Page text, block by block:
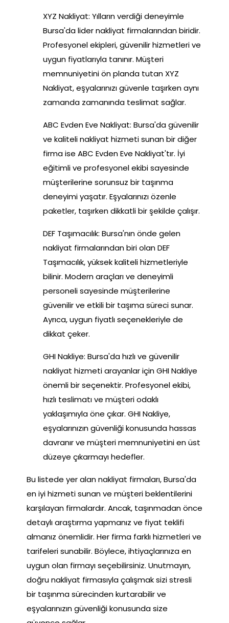
XYZ Nakliyat: Yılların verdiği deneyimle
Bursa'da lider nakliyat firmalarından biridir.
Profesyonel ekipleri, güvenilir hizmetleri ve
uygun fiyatlarıyla tanınır. Müşteri
memnuniyetini ön planda tutan XYZ
Nakliyat, eşyalarınızı güvenle taşırken aynı
zamanda zamanında teslimat sağlar.
ABC Evden Eve Nakliyat: Bursa'da güvenilir
ve kaliteli nakliyat hizmeti sunan bir diğer
firma ise ABC Evden Eve Nakliyat'tır. İyi
eğitimli ve profesyonel ekibi sayesinde
müşterilerine sorunsuz bir taşınma
deneyimi yaşatır. Eşyalarınızı özenle
paketler, taşırken dikkatli bir şekilde çalışır.
DEF Taşımacılık: Bursa'nın önde gelen
nakliyat firmalarından biri olan DEF
Taşımacılık, yüksek kaliteli hizmetleriyle
bilinir. Modern araçları ve deneyimli
personeli sayesinde müşterilerine
güvenilir ve etkili bir taşıma süreci sunar.
Ayrıca, uygun fiyatlı seçenekleriyle de
dikkat çeker.
GHI Nakliye: Bursa'da hızlı ve güvenilir
nakliyat hizmeti arayanlar için GHI Nakliye
önemli bir seçenektir. Profesyonel ekibi,
hızlı teslimatı ve müşteri odaklı
yaklaşımıyla öne çıkar. GHI Nakliye,
eşyalarınızın güvenliği konusunda hassas
davranır ve müşteri memnuniyetini en üst
düzeye çıkarmayı hedefler.
Bu listede yer alan nakliyat firmaları, Bursa'da
en iyi hizmeti sunan ve müşteri beklentilerini
karşılayan firmalardır. Ancak, taşınmadan önce
detaylı araştırma yapmanız ve fiyat teklifi
almanız önemlidir. Her firma farklı hizmetleri ve
tarifeleri sunabilir. Böylece, ihtiyaçlarınıza en
uygun olan firmayı seçebilirsiniz. Unutmayın,
doğru nakliyat firmasıyla çalışmak sizi stresli
bir taşınma sürecinden kurtarabilir ve
eşyalarınızın güvenliği konusunda size